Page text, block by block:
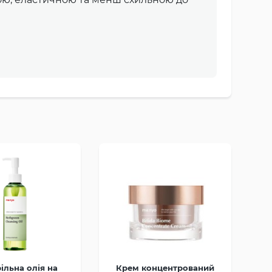
олія на Крем концентрований